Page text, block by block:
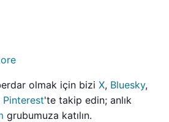
olmak için bizi X, Bluesky,
Pinterest'te takip edin; anlık
grubumuza katılın.